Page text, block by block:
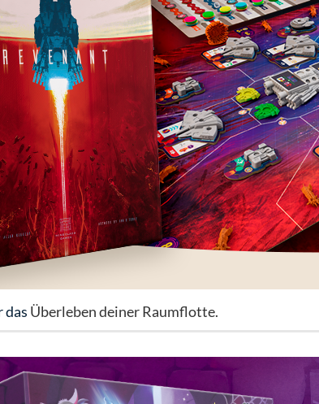
das Überleben deiner Raumflotte.